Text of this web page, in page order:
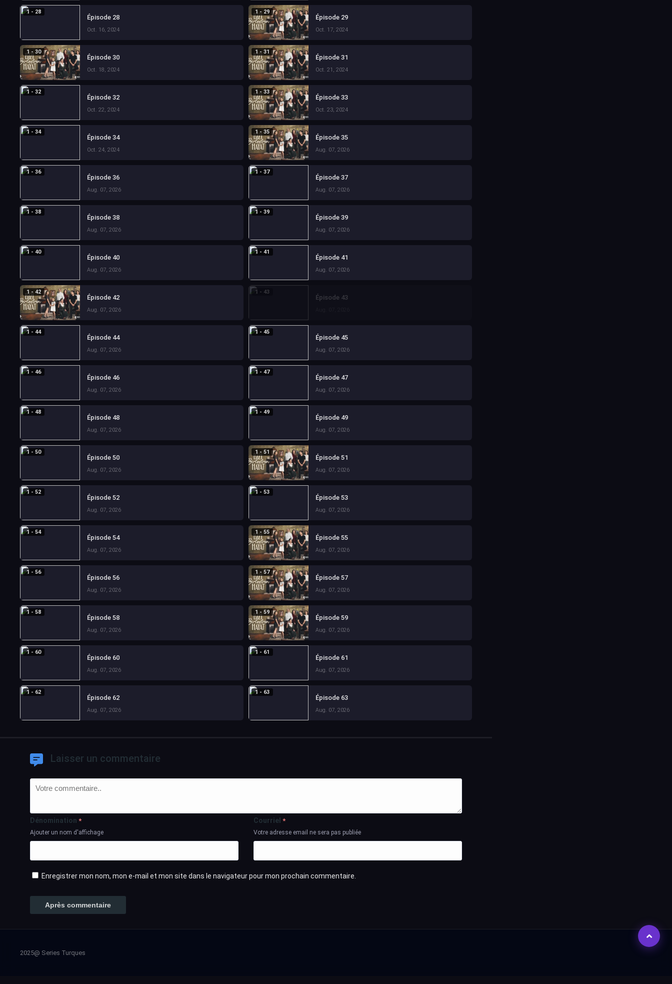
1 - 28
Épisode 28
Oct. 16, 2024
1 - 29
Épisode 29
Oct. 17, 2024
1 - 30
Épisode 30
Oct. 18, 2024
1 - 31
Épisode 31
Oct. 21, 2024
1 - 32
Épisode 32
Oct. 22, 2024
1 - 33
Épisode 33
Oct. 23, 2024
1 - 34
Épisode 34
Oct. 24, 2024
1 - 35
Épisode 35
Aug. 07, 2026
1 - 36
Épisode 36
Aug. 07, 2026
1 - 37
Épisode 37
Aug. 07, 2026
1 - 38
Épisode 38
Aug. 07, 2026
1 - 39
Épisode 39
Aug. 07, 2026
1 - 40
Épisode 40
Aug. 07, 2026
1 - 41
Épisode 41
Aug. 07, 2026
1 - 42
Épisode 42
Aug. 07, 2026
1 - 43
Épisode 43
1 - 44
Épisode 44
Aug. 07, 2026
1 - 45
Épisode 45
Aug. 07, 2026
1 - 46
Épisode 46
Aug. 07, 2026
1 - 47
Épisode 47
Aug. 07, 2026
1 - 48
Épisode 48
Aug. 07, 2026
1 - 49
Épisode 49
Aug. 07, 2026
1 - 50
Épisode 50
Aug. 07, 2026
1 - 51
Épisode 51
Aug. 07, 2026
1 - 52
Épisode 52
Aug. 07, 2026
1 - 53
Épisode 53
Aug. 07, 2026
1 - 54
Épisode 54
Aug. 07, 2026
1 - 55
Épisode 55
Aug. 07, 2026
1 - 56
Épisode 56
Aug. 07, 2026
1 - 57
Épisode 57
Aug. 07, 2026
1 - 58
Épisode 58
Aug. 07, 2026
1 - 59
Épisode 59
Aug. 07, 2026
1 - 60
Épisode 60
Aug. 07, 2026
1 - 61
Épisode 61
Aug. 07, 2026
1 - 62
Épisode 62
Aug. 07, 2026
1 - 63
Épisode 63
Aug. 07, 2026
Laisser un commentaire
Dénomination *
Ajouter un nom d'affichage
Courriel *
Votre adresse email ne sera pas publiée
Enregistrer mon nom, mon e-mail et mon site dans le navigateur pour mon prochain commentaire.
2025@ Series Turques